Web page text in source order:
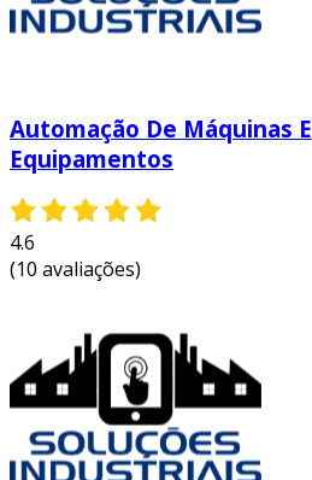
Automação De Máquinas E
Equipamentos
4.6
(10 avaliações)